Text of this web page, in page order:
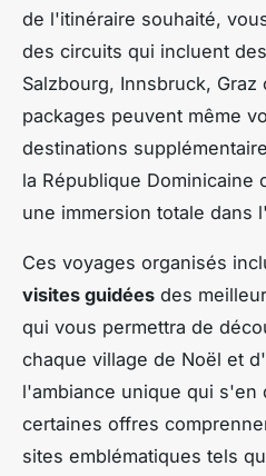
de l'itinéraire souhaité,
des circuits qui incluent
Salzbourg, Innsbruck, Graz
packages peuvent même
destinations
la République Dominicaine
une immersion totale dans
Ces voyages organisés
visites guidées des
qui vous permettra de
chaque village de Noël et
l'ambiance unique qui s'en
certaines offres
sites emblématiques tels